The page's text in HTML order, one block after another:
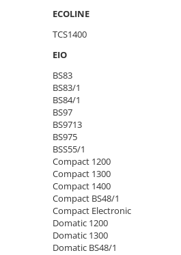
ECOLINE
TCS1400
EIO
BS83
BS83/1
BS84/1
BS97
BS9713
BS975
BSS55/1
Compact 1200
Compact 1300
Compact 1400
Compact BS48/1
Compact Electronic
Domatic 1200
Domatic 1300
Domatic BS48/1